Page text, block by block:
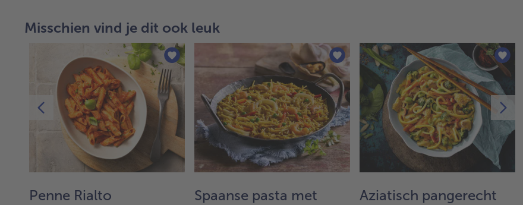
Misschien vind je dit ook leuk
Penne Rialto
Spaanse pasta met
Aziatisch pangerecht